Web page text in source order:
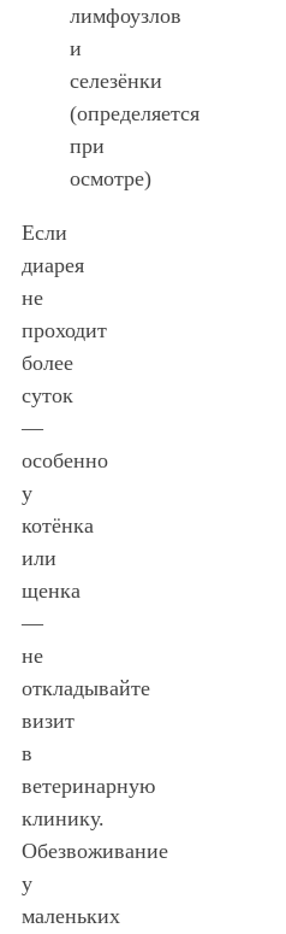
лимфоузлов
и
селезёнки
(определяется
при
осмотре)
Если
диарея
не
проходит
более
суток
—
особенно
у
котёнка
или
щенка
—
не
откладывайте
визит
в
ветеринарную
клинику.
Обезвоживание
у
маленьких